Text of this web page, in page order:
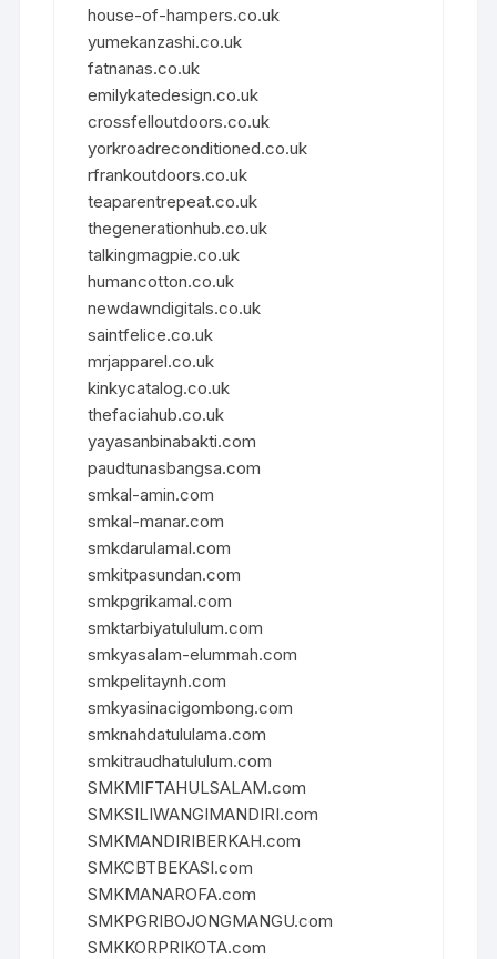
house-of-hampers.co.uk
yumekanzashi.co.uk
fatnanas.co.uk
emilykatedesign.co.uk
crossfelloutdoors.co.uk
yorkroadreconditioned.co.uk
rfrankoutdoors.co.uk
teaparentrepeat.co.uk
thegenerationhub.co.uk
talkingmagpie.co.uk
humancotton.co.uk
newdawndigitals.co.uk
saintfelice.co.uk
mrjapparel.co.uk
kinkycatalog.co.uk
thefaciahub.co.uk
yayasanbinabakti.com
paudtunasbangsa.com
smkal-amin.com
smkal-manar.com
smkdarulamal.com
smkitpasundan.com
smkpgrikamal.com
smktarbiyatululum.com
smkyasalam-elummah.com
smkpelitaynh.com
smkyasinacigombong.com
smknahdatululama.com
smkitraudhatululum.com
SMKMIFTAHULSALAM.com
SMKSILIWANGIMANDIRI.com
SMKMANDIRIBERKAH.com
SMKCBTBEKASI.com
SMKMANAROFA.com
SMKPGRIBOJONGMANGU.com
SMKKORPRIKOTA.com